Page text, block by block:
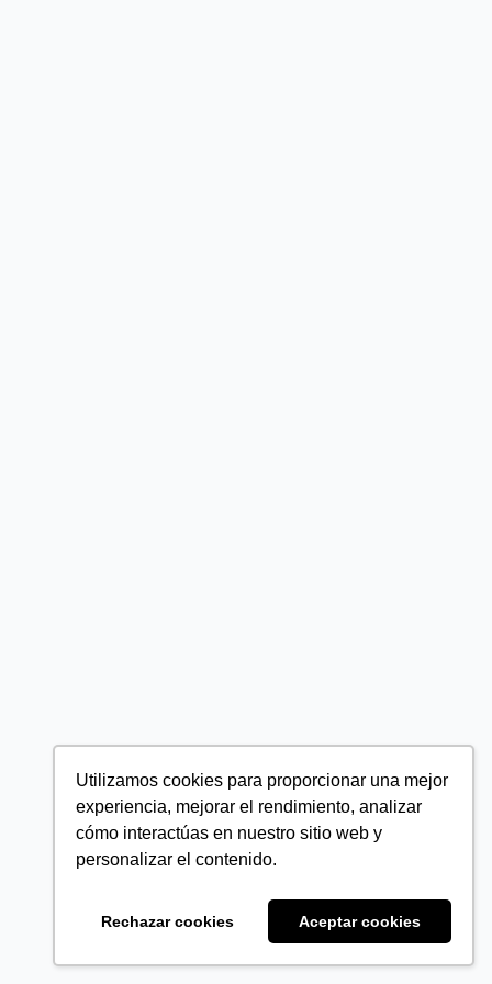
Utilizamos cookies para proporcionar una mejor
experiencia, mejorar el rendimiento, analizar
cómo interactúas en nuestro sitio web y
personalizar el contenido.
Rechazar cookies Aceptar cookies